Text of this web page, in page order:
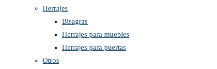
Herrajes
Bisagras
Herrajes para muebles
Herrajes para puertas
Otros